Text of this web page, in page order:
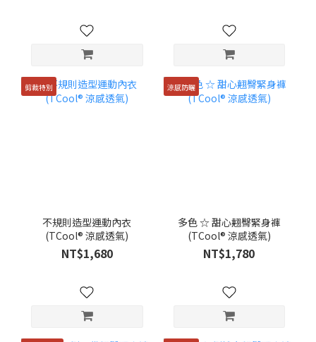
剪裁特別
不規則造型運動內衣
(TCool® 涼感透氣)
NT$1,680
涼感防曬
多色 ☆ 甜心翹臀緊身褲
(TCool® 涼感透氣)
NT$1,780